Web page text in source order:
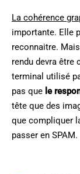
La cohérence
importante. Elle
reconnaitre.
rendu devra
terminal utilisé
pas que le
tête que des
que compliquer
passer en SPAM.